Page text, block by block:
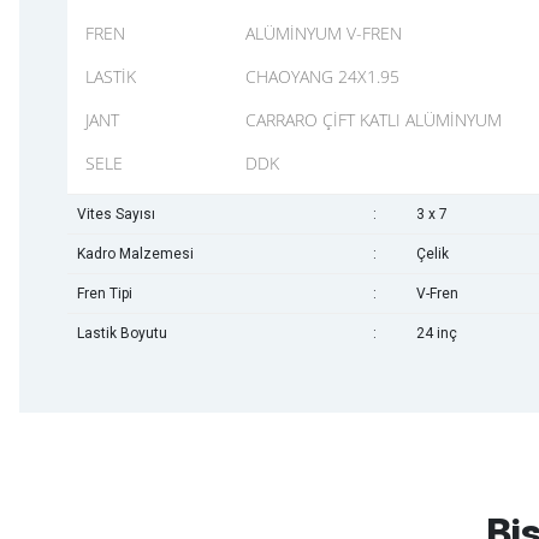
FREN
ALÜMİNYUM V-FREN
LASTİK
CHAOYANG 24X1.95
JANT
CARRARO ÇİFT KATLI ALÜMİNYUM
SELE
DDK
Vites Sayısı : 3 x 7
Kadro Malzemesi : Çelik
Fren Tipi : V-Fren
Lastik Boyutu : 24 inç